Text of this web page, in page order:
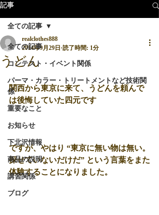
記事
全ての記事
コンテスト・イベント関係
パーマ・カラー・トリートメントなど技術関
係
重要なこと
お知らせ
下北沢情報
商品の説明
講習関係
ブログ
全ての記事
うどん
realclothes888
2014年9月29日 読了時間: 1分
関西から東京に来て、うどんを頼んで
は後悔していた四元です
ですが、やはり “東京に無い物は無い。
探せていないだけだ” という言葉をまた
体験することになりました。